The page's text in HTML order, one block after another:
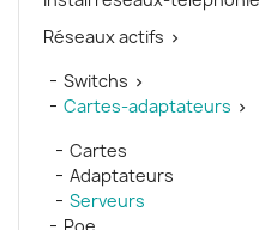
Réseaux actifs 
Switchs 
Cartes-adaptateurs 
Cartes
Adaptateurs
Serveurs